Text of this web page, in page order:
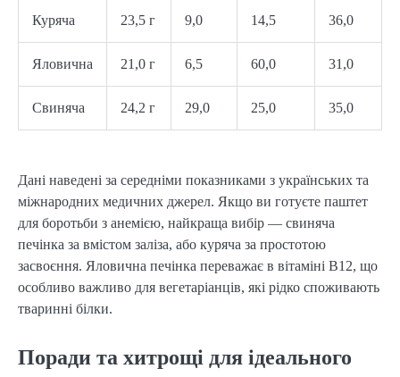
Куряча 23,5 г 9,0 14,5 36,0
Яловична 21,0 г 6,5 60,0 31,0
Свиняча 24,2 г 29,0 25,0 35,0
Дані наведені за середніми показниками з українських та
міжнародних медичних джерел. Якщо ви готуєте паштет
для боротьби з анемією, найкраща вибір — свиняча
печінка за вмістом заліза, або куряча за простотою
засвоєння. Яловична печінка переважає в вітаміні B12, що
особливо важливо для вегетаріанців, які рідко споживають
тваринні білки.
Поради та хитрощі для ідеального